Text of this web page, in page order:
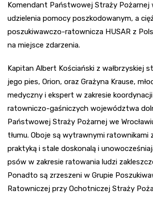
Komendant Państwowej Straży Pożarnej
udzielenia pomocy poszkodowanym, a
poszukiwawczo-ratownicza HUSAR z
na miejsce zdarzenia.
Kapitan Albert Kościański z wałbrzyskiej
jego pies, Orion, oraz Grażyna Krause,
medyczny i ekspert w zakresie koordynacji
ratowniczo-gaśniczych województwa
Państwowej Straży Pożarnej we
tłumu. Oboje są wytrawnymi ratownikami
praktyką i stale doskonalą i
psów w zakresie ratowania ludzi
Ponadto są zrzeszeni w Grupie
Ratowniczej przy Ochotniczej Straży